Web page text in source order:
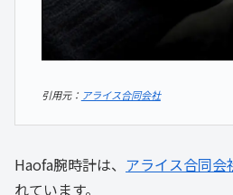
引用元： アライス合同会社
Haofa腕時計は、 アライス合同会
れています。